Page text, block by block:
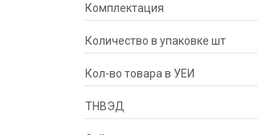
Комплектация
Количество в упаковке шт
Кол-во товара в УЕИ
ТНВЭД